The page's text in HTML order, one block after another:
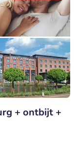
+ ontbijt +